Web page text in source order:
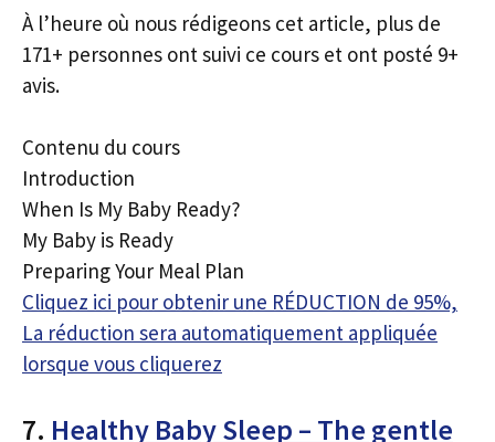
À l’heure où nous rédigeons cet article, plus de
171+ personnes ont suivi ce cours et ont posté 9+
avis.
Contenu du cours
Introduction
When Is My Baby Ready?
My Baby is Ready
Preparing Your Meal Plan
Cliquez ici pour obtenir une RÉDUCTION de 95%,
La réduction sera automatiquement appliquée
lorsque vous cliquerez
7. Healthy Baby Sleep – The gentle